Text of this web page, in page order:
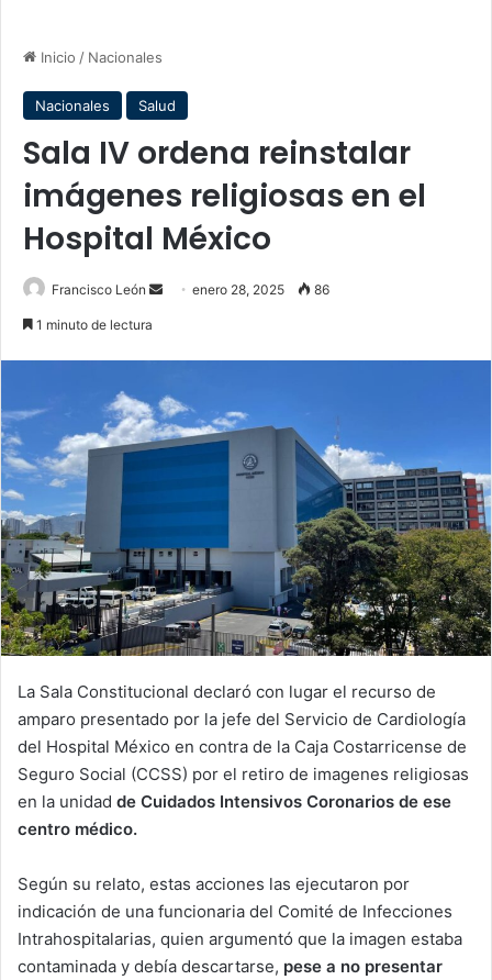
Inicio / Nacionales
Nacionales Salud
Sala IV ordena reinstalar
imágenes religiosas en el
Hospital México
Francisco León
Sendenero 28, 2025 86
1 minuto de lectura
La Sala Constitucional declaró con lugar el recurso de
amparo presentado por la jefe del Servicio de Cardiología
del Hospital México en contra de la Caja Costarricense de
Seguro Social (CCSS) por el retiro de imagenes religiosas
en la unidad de Cuidados Intensivos Coronarios de ese
centro médico.
Según su relato, estas acciones las ejecutaron por
indicación de una funcionaria del Comité de Infecciones
Intrahospitalarias, quien argumentó que la imagen estaba
contaminada y debía descartarse, pese a no presentar